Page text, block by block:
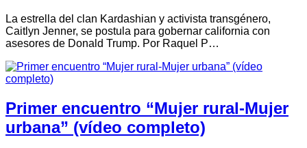
La estrella del clan Kardashian y activista transgénero,
Caitlyn Jenner, se postula para gobernar california con
asesores de Donald Trump. Por Raquel P…
Primer encuentro “Mujer rural-Mujer
urbana” (vídeo completo)